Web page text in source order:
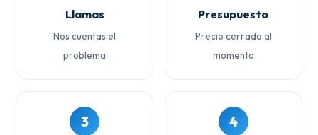
Llamas
Nos cuentas el
problema
Presupuesto
Precio cerrado al
momento
3 4